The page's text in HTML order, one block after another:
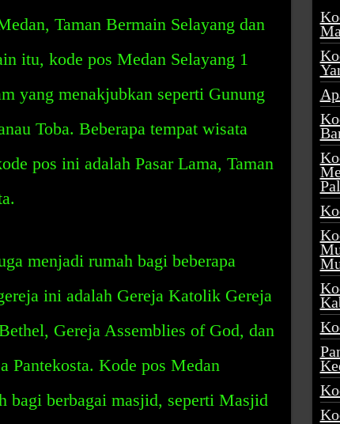
Taman Bermain Selayang dan
itu, kode pos Medan Selayang 1
yang menakjubkan seperti Gunung
Toba. Beberapa tempat wisata
pos ini adalah Pasar Lama, Taman
menjadi rumah bagi beberapa
ini adalah Gereja Katolik Gereja
Gereja Assemblies of God, dan
Pantekosta. Kode pos Medan
bagi berbagai masjid, seperti Masjid